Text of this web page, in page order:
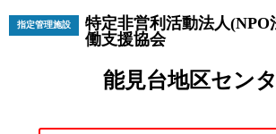
特定非営利活動法人(NPO
働支援協会
指定管理施設
能見台地区セン